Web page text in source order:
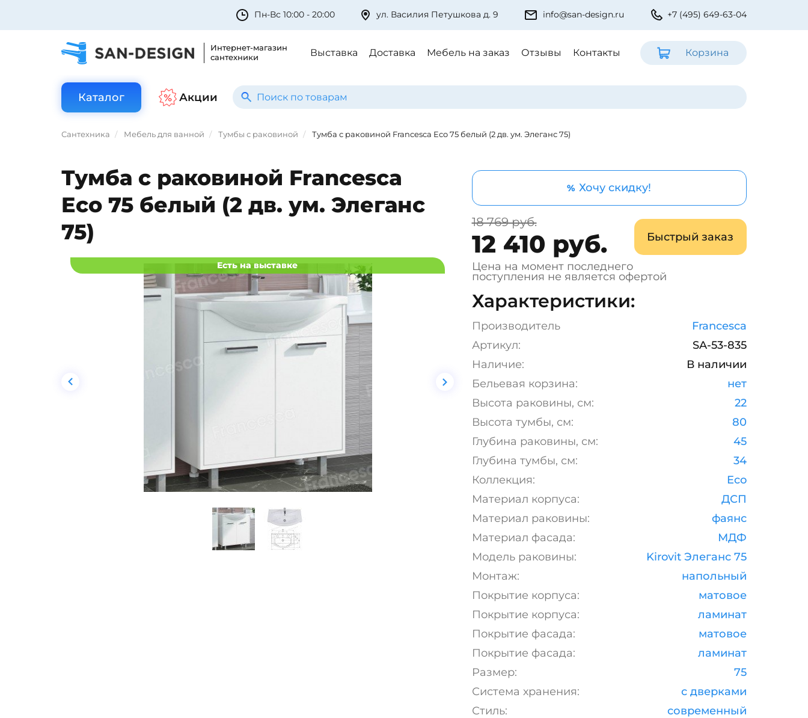
Пн-Вс 10:00 - 20:00 ул. Василия Петушкова д. 9 info@san-design.ru +7 (495) 649-63-04
Интернет-магазин
сантехники
Выставка Доставка Мебель на заказ Отзывы Контакты Корзина
Каталог Акции
Сантехника Мебель для ванной Тумбы с раковиной Тумба с раковиной Francesca Eco 75 белый (2 дв. ум. Элеганс 75)
Тумба с раковиной Francesca
Eco 75 белый (2 дв. ум. Элеганс
75)
Есть на выставке
% Хочу скидку!
18 769 руб.
12 410 руб. Быстрый заказ
Цена на момент последнего
поступления не является офертой
Характеристики:
Производитель
Francesca
Артикул:
SA-53-835
Наличие:
В наличии
Бельевая корзина:
нет
Высота раковины, см:
22
Высота тумбы, см:
80
Глубина раковины, см:
45
Глубина тумбы, см:
34
Коллекция:
Eco
Материал корпуса:
ДСП
Материал раковины:
фаянс
Материал фасада:
МДФ
Модель раковины:
Kirovit Элеганс 75
Монтаж:
напольный
Покрытие корпуса:
матовое
Покрытие корпуса:
ламинат
Покрытие фасада:
матовое
Покрытие фасада:
ламинат
Размер:
75
Система хранения:
с дверками
Стиль:
современный